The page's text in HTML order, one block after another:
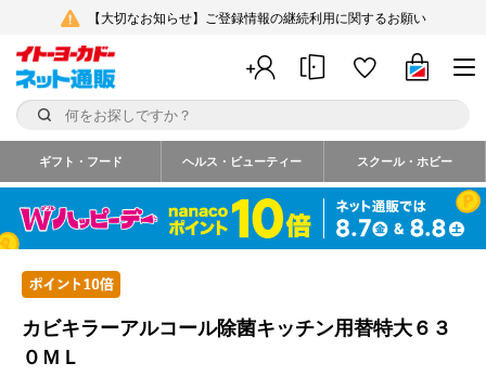
【大切なお知らせ】ご登録情報の継続利用に関するお願い
ギフト・フード ヘルス・ビューティー スクール・ホビー
カビキラーアルコール除菌キッチン用替特大６３
０ＭＬ